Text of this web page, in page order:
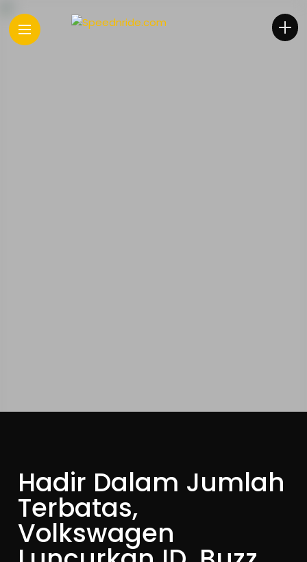
Hadir Dalam Jumlah
Terbatas,
Volkswagen